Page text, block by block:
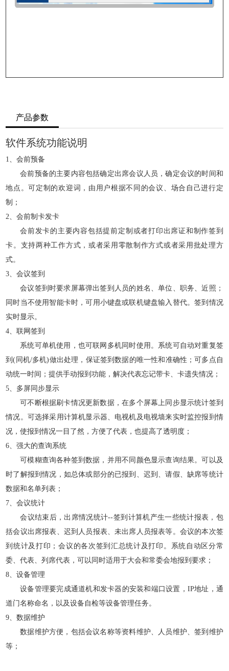
产品参数
软件系统功能说明
1
、会前预备
会前预备的主要内容包括确定出席会议人员，确定会议的时间和
地点。可定制的欢迎词，由用户根据不同的会议、场合自己进行定
制；
2
、会前制卡发卡
会前发卡的主要内容包括提前定制或者打印出席证和制作签到
卡。支持两种工作方式，或者采用零散制作方式或者采用批处理方
式。
3 、会议签到
会议签到时要求屏幕弹出签到人员的姓名、单位、职务、近照；
同时当不使用智能卡时，可用小键盘或联机键盘输入替代。签到情况
实时显示。
4 、联网签到
系统可单机使用，也可联网多机同时使用。系统可自动对重复签
到(同机/多机)做出处理，保证签到数据的唯一性和准确性；可多点自
动统一时间；提供手动报到功能，解决代表忘记带卡、卡遗失情况；
5 、多屏同步显示
可不断根据刷卡情况更新数据，在多个屏幕上同步显示统计签到
情况。可选择采用计算机显示器、电视机及电视墙来实时监控报到情
况，使报到情况一目了然，方便了代表，也提高了透明度；
6 、强大的查询系统
可模糊查询各种签到数据，并用不同颜色显示查询结果。可以及
时了解报到情况，如总体或部分的已报到、迟到、请假、缺席等统计
数据和名单列表；
7 、会议统计
会议结束后，出席情况统计--签到计算机产生一些统计报表，包
括会议出席报表、迟到人员报表、未出席人员报表等。会议的本次签
到统计及打印；会议的各次签到汇总统计及打印。系统自动区分常
委、代表、列席代表，可以同时适用于大会和常委会地报到要求；
8 、设备管理
设备管理要完成通道机和发卡器的安装和端口设置， IP地址，通
道门名称命名，以及设备自检等设备管理任务。
9 、数据维护
数据维护方便，包括会议名称等资料维护、人员维护、签到维护
等；